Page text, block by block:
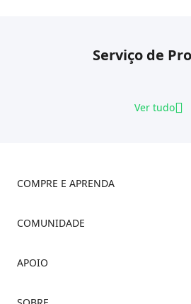
Serviço de
Ver tudo
COMPRE E APRENDA
Série Ender
COMUNIDADE
APOIO